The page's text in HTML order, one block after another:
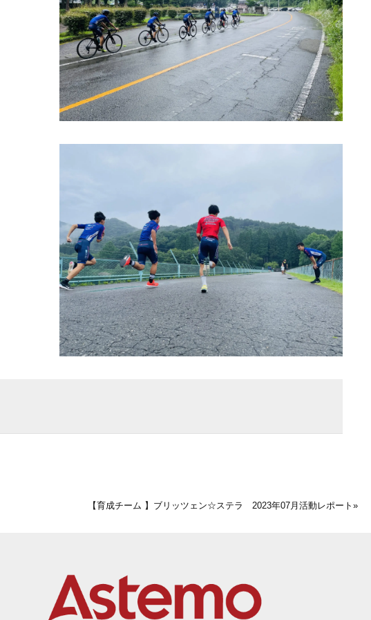
【育成チーム 】ブリッツェン☆ステラ 2023年07月活動レポート »